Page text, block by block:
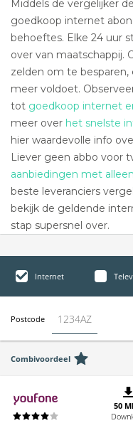
Middels de vergelijker
goedkoop internet
behoeftes. Elke 24 uur
over van maatschappij.
zelden om te
meer voldoet.
tot goedkoop internet
meer over het snelste
hier waardevolle info
Liever geen abbo voor
aanbiedingen met
beste leveranciers
bekijk de geldende
stap supersnel over.
Internet
Postcode
Combivoordeel
50